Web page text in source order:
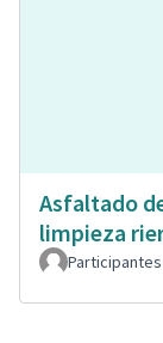
Asfaltado
limpieza
Participantes